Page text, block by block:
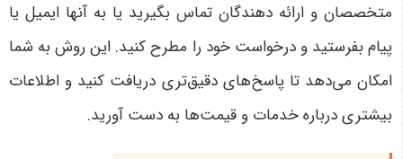
متخصصان و ارائه دهندگان تماس بگیرید یا به آنها ایمیل یا
پیام بفرستید و درخواست خود را مطرح کنید. این روش به شما
امکان می‌دهد تا پاسخ‌های دقیق‌تری دریافت کنید و اطلاعات
بیشتری درباره خدمات و قیمت‌ها به دست آورید.